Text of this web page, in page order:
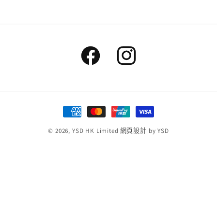
Facebook Instagram
付
款
方
© 2026, YSD HK Limited 網頁設計 by YSD